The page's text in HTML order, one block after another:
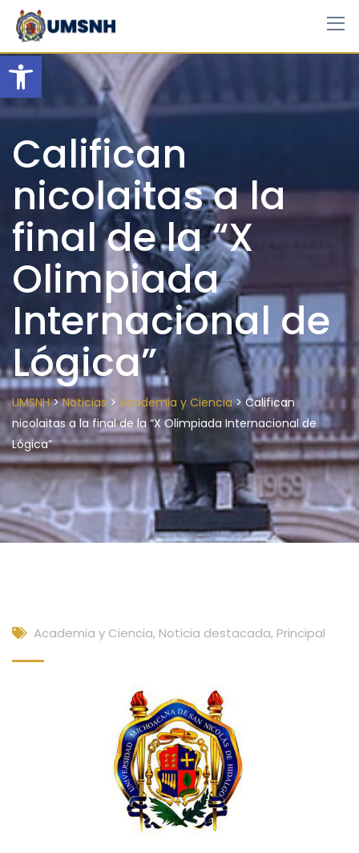
Open toolbar
Skip
content
Califican
nicolaitas a la
final de la “X
Olimpiada
Internacional de
Lógica”
UMSNH>Noticias > Academia y Ciencia>Califican
nicolaitas a la final de la “X Olimpiada Internacional de
Lógica”
Academia y Ciencia, Noticia destacada, Principal